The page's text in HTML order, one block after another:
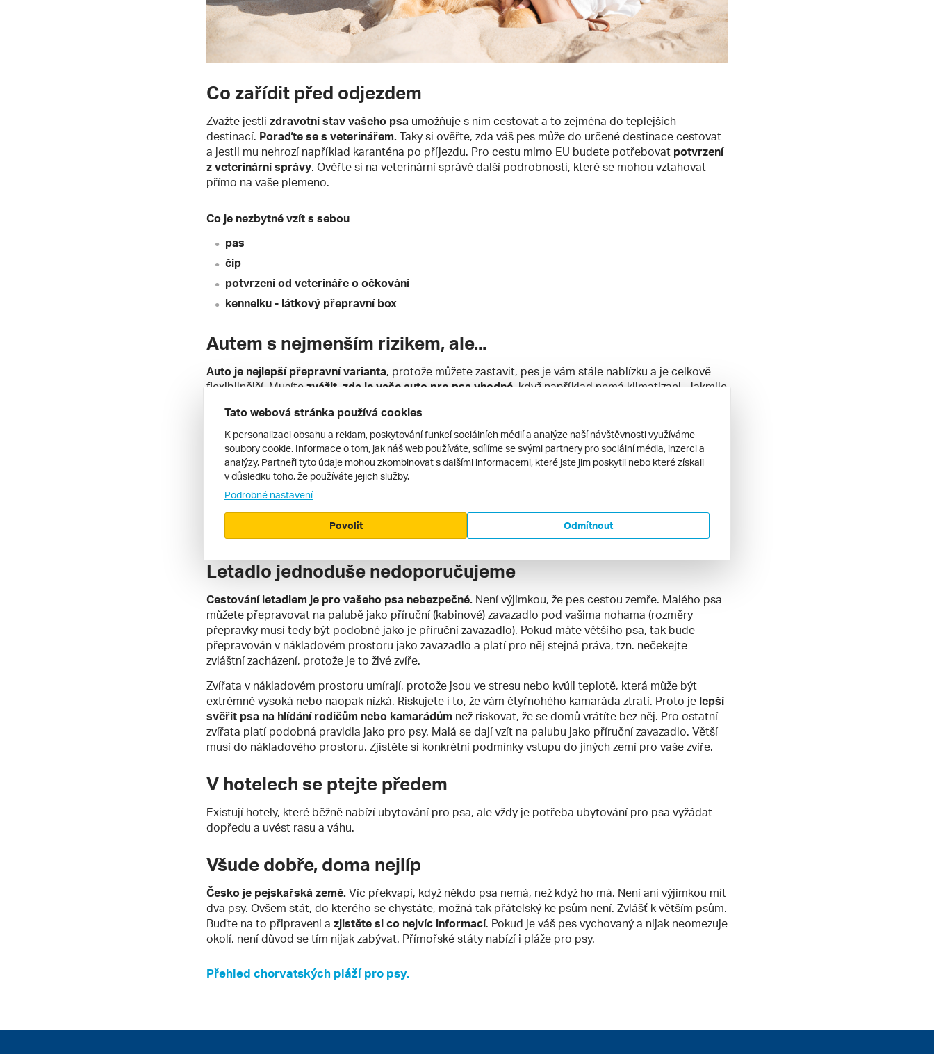
Co zařídit před odjezdem
Zvažte jestli zdravotní stav vašeho psa umožňuje s ním cestovat a to zejména do teplejších
destinací. Poraďte se s veterinářem. Taky si ověřte, zda váš pes může do určené destinace cestovat
a jestli mu nehrozí například karanténa po příjezdu. Pro cestu mimo EU budete potřebovat potvrzení
z veterinární správy. Ověřte si na veterinární správě další podrobnosti, které se mohou vztahovat
přímo na vaše plemeno.
Co je nezbytné vzít s sebou
pas
čip
potvrzení od veterináře o očkování
kennelku - látkový přepravní box
Autem s nejmenším rizikem, ale...
Auto je nejlepší přepravní varianta, protože můžete zastavit, pes je vám stále nablízku a je celkově
flexibilnější. Musítezvážit, zda je vaše auto pro psa vhodné, když například nemá klimatizaci. Jakmile
Pes se nepotí a ochlazuje se pouze tlamou
bezpečnost vašeho psa.
Kšíry se hodí spíše na kratší přejezdy. Pro dlouhé přejezdy je vhodnější klec nebo kennelka.Pes nesmí
být v autě “na volno”.Riskujete pokutu i jeho bezpečí. Dělejte často zastávky, aby se pes mohl
vyvenčit a protáhnout.
musíte je hydratovat víc, než je pro ně běžné. Cestovat můžete i s jinými zvířaty jako je například
kočka, králík nebo fretka. V autě to většinou není problém, protože se zvířeti můžete přizpůsobit.
Zjistěte si, jestli je povoleno cestovat s vaším zvířetem
do průjezdní i cílové země.
Letadlo jednoduše nedoporučujeme
Cestování letadlem je pro vašeho psa nebezpečné. Není výjimkou, že pes cestou zemře. Malého psa
můžete přepravovat na palubě jako příruční (kabinové) zavazadlo pod vašima nohama (rozměry
přepravky musí tedy být podobné jako je příruční zavazadlo). Pokud máte většího psa, tak bude
přepravován v nákladovém prostoru jako zavazadlo a platí pro něj stejná práva, tzn. nečekejte
zvláštní zacházení, protože je to živé zvíře.
Zvířata v nákladovém prostoru umírají, protože jsou ve stresu nebo kvůli teplotě, která může být
extrémně vysoká nebo naopak nízká. Riskujete i to, že vám čtyřnohého kamaráda ztratí. Proto je lepší
svěřit psa na hlídání rodičům nebo kamarádům než riskovat, že se domů vrátíte bez něj. Pro ostatní
zvířata platí podobná pravidla jako pro psy. Malá se dají vzít na palubu jako příruční zavazadlo. Větší
musí do nákladového prostoru. Zjistěte si konkrétní podmínky vstupu do jiných zemí pro vaše zvíře.
V hotelech se ptejte předem
Existují hotely, které běžně nabízí ubytování pro psa, ale vždy je potřeba ubytování pro psa vyžádat
dopředu a uvést rasu a váhu.
Všude dobře, doma nejlíp
Česko je pejskařská země. Víc překvapí, když někdo psa nemá, než když ho má. Není ani výjimkou mít
dva psy. Ovšem stát, do kterého se chystáte, možná tak přátelský ke psům není. Zvlášť k větším psům.
Buďte na to připraveni a zjistěte si co nejvíc informací. Pokud je váš pes vychovaný a nijak neomezuje
okolí, není důvod se tím nijak zabývat. Přímořské státy nabízí i pláže pro psy.
Přehled chorvatských pláží pro psy.
Tato webová stránka používá cookies
K personalizaci obsahu a reklam, poskytování funkcí sociálních médií a analýze naší návštěvnosti využíváme
soubory cookie. Informace o tom, jak náš web používáte, sdílíme se svými partnery pro sociální média, inzerci a
analýzy. Partneři tyto údaje mohou zkombinovat s dalšími informacemi, které jste jim poskytli nebo které získali
v důsledku toho, že používáte jejich služby.
Podrobné nastavení
Odmítnout
Povolit